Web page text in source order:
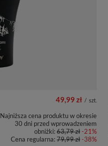
49,99 zł / szt.
Najniższa cena produktu w okresie
30 dni przed wprowadzeniem
obniżki:63,79 zł-21%
Cena regularna:79,99 zł-38%